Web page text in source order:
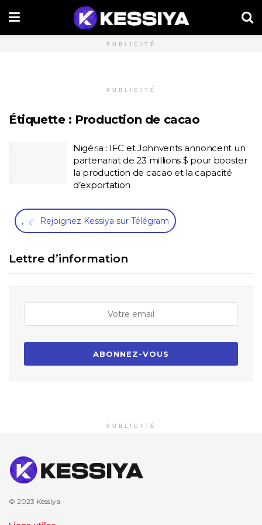
PUBLICITÉ
PUBLICITÉ
Étiquette : Production de cacao
Nigéria : IFC et Johnvents annoncent un
partenariat de 23 millions $ pour booster
la production de cacao et la capacité
d’exportation
, Rejoignez Kessiya sur Télégram
Lettre d’information
PUBLICITÉ
© 2023 Kessiya